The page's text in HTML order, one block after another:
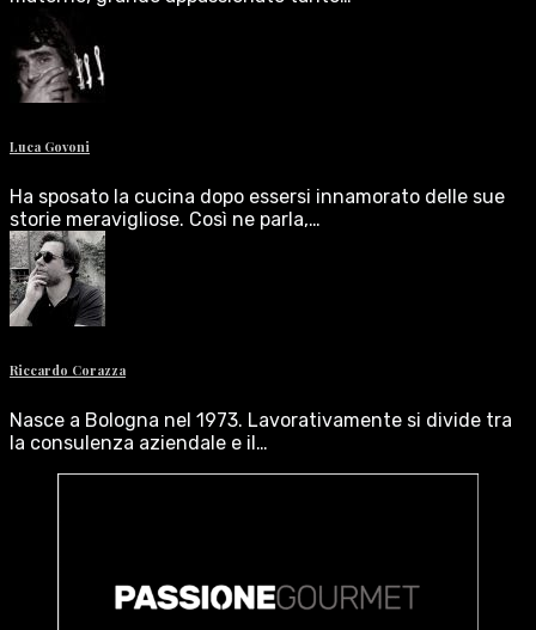
Luca Govoni
Ha sposato la cucina dopo essersi innamorato delle sue
storie meravigliose. Così ne parla,…
Riccardo Corazza
Nasce a Bologna nel 1973. Lavorativamente si divide tra
la consulenza aziendale e il…